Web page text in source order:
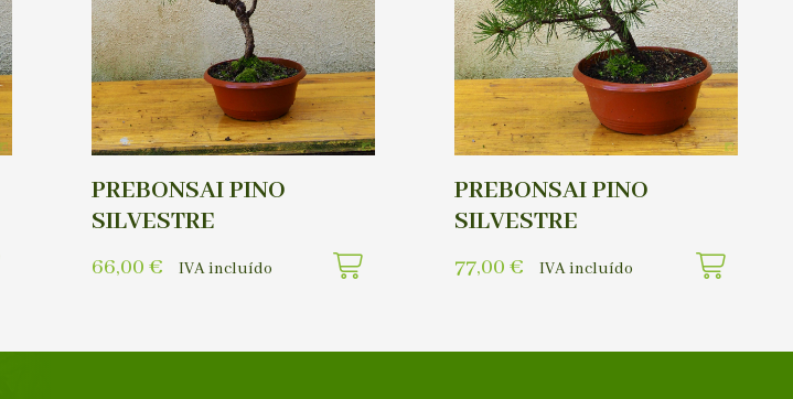
PREBONSAI PINO
SILVESTRE
66,00 € IVA incluído
PREBONSAI PINO
SILVESTRE
77,00 € IVA incluído